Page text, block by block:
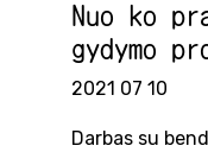
Nuo ko
gydymo
2021 07 10
Darbas su